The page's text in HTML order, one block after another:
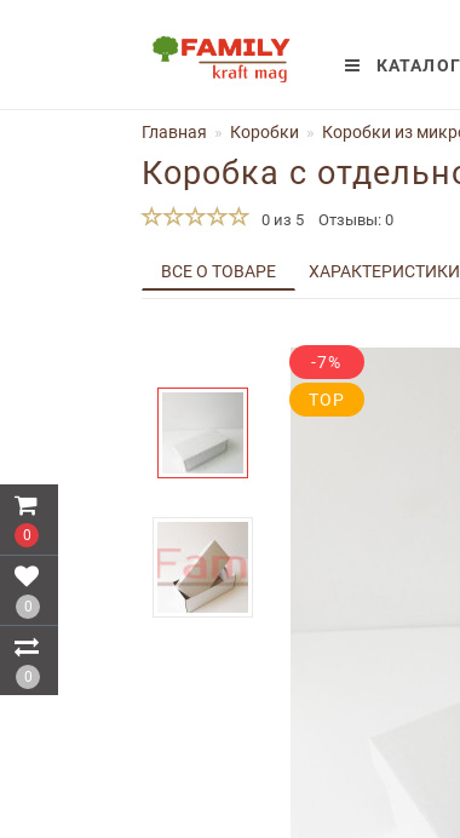
0
0
0
КАТАЛОГ
Главная Коробки Коробки из
Коробка с
0 из 5 Отзывы: 0
ВСЕ О ТОВАРЕ ХАРАКТЕРИСТИКИ
-7%
TOP